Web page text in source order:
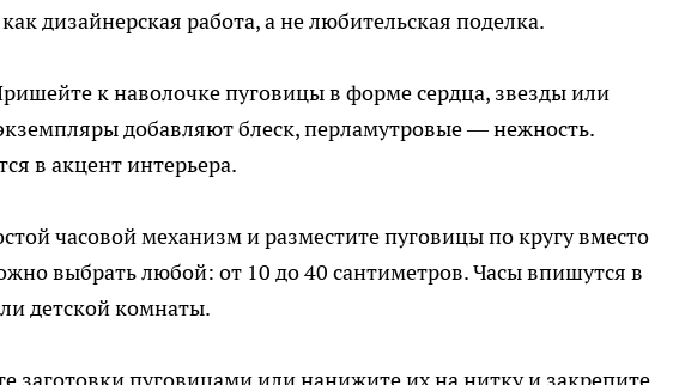
дизайнерская работа, а не любительская поделка.
к наволочке пуговицы в форме сердца, звезды или
добавляют блеск, перламутровые — нежность.
в акцент интерьера.
часовой механизм и разместите пуговицы по кругу вместо
выбрать любой: от 10 до 40 сантиметров. Часы впишутся в
детской комнаты.